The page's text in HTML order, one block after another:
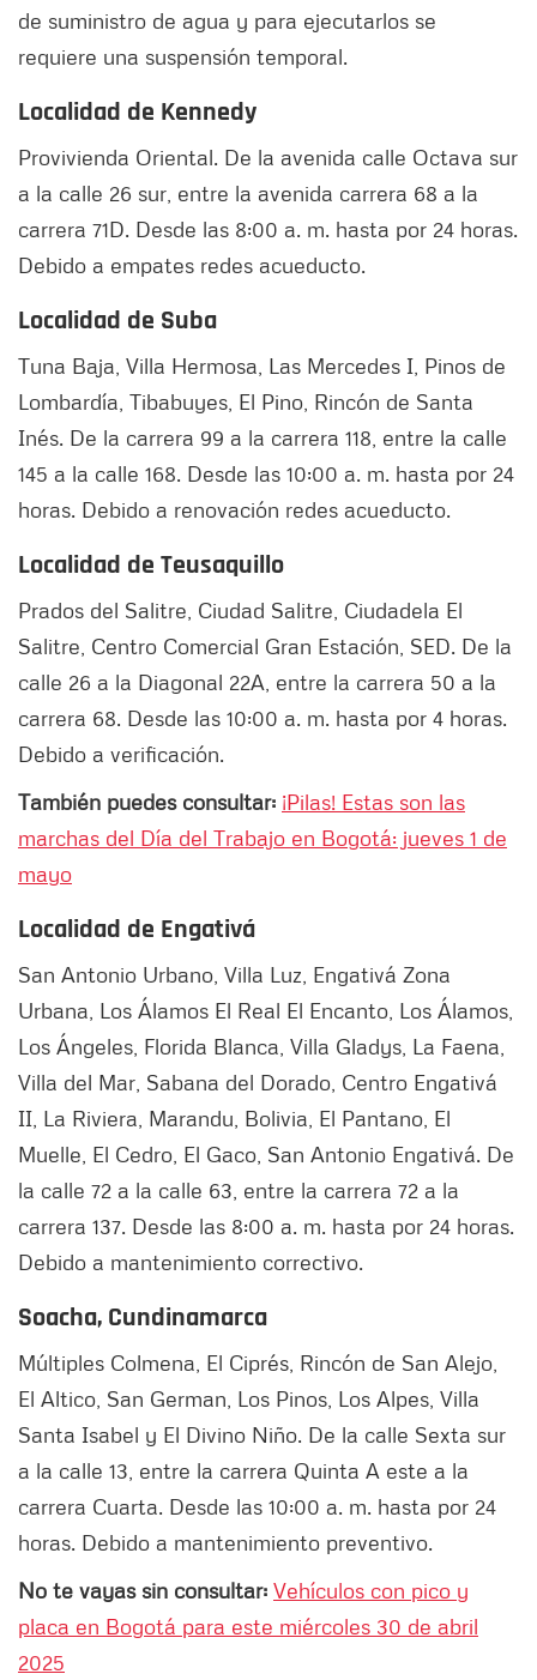
de suministro de agua y para ejecutarlos se
requiere una suspensión temporal.
Localidad de Kennedy
Provivienda Oriental. De la avenida calle Octava sur
a la calle 26 sur, entre la avenida carrera 68 a la
carrera 71D. Desde las 8:00 a. m. hasta por 24 horas.
Debido a empates redes acueducto.
Localidad de Suba
Tuna Baja, Villa Hermosa, Las Mercedes I, Pinos de
Lombardía, Tibabuyes, El Pino, Rincón de Santa
Inés. De la carrera 99 a la carrera 118, entre la calle
145 a la calle 168. Desde las 10:00 a. m. hasta por 24
horas. Debido a renovación redes acueducto.
Localidad de Teusaquillo
Prados del Salitre, Ciudad Salitre, Ciudadela El
Salitre, Centro Comercial Gran Estación, SED. De la
calle 26 a la Diagonal 22A, entre la carrera 50 a la
carrera 68. Desde las 10:00 a. m. hasta por 4 horas.
Debido a verificación.
También puedes consultar: ¡Pilas! Estas son las
marchas del Día del Trabajo en Bogotá: jueves 1 de
mayo
Localidad de Engativá
San Antonio Urbano, Villa Luz, Engativá Zona
Urbana, Los Álamos El Real El Encanto, Los Álamos,
Los Ángeles, Florida Blanca, Villa Gladys, La Faena,
Villa del Mar, Sabana del Dorado, Centro Engativá
II, La Riviera, Marandu, Bolivia, El Pantano, El
Muelle, El Cedro, El Gaco, San Antonio Engativá. De
la calle 72 a la calle 63, entre la carrera 72 a la
carrera 137. Desde las 8:00 a. m. hasta por 24 horas.
Debido a mantenimiento correctivo.
Soacha, Cundinamarca
Múltiples Colmena, El Ciprés, Rincón de San Alejo,
El Altico, San German, Los Pinos, Los Alpes, Villa
Santa Isabel y El Divino Niño. De la calle Sexta sur
a la calle 13, entre la carrera Quinta A este a la
carrera Cuarta. Desde las 10:00 a. m. hasta por 24
horas. Debido a mantenimiento preventivo.
No te vayas sin consultar: Vehículos con pico y
placa en Bogotá para este miércoles 30 de abril
2025